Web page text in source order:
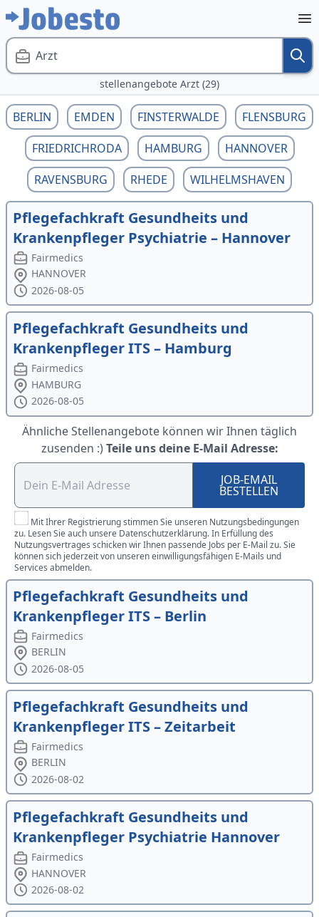
Arzt
stellenangebote Arzt (29)
BERLIN EMDEN FINSTERWALDE
FLENSBURG
FRIEDRICHRODA
HAMBURG
HANNOVER
RAVENSBURG
RHEDE WILHELMSHAVEN
Pflegefachkraft Gesundheits und
Krankenpfleger Psychiatrie – Hannover
Fairmedics
HANNOVER
2026-08-05
Pflegefachkraft Gesundheits und
Krankenpfleger ITS – Hamburg
Fairmedics
HAMBURG
2026-08-05
Ähnliche Stellenangebote können wir Ihnen täglich
zusenden :) Teile uns deine E-Mail Adresse:
JOB-EMAIL
BESTELLEN
Mit Ihrer Registrierung stimmen Sie unseren Nutzungsbedingungen
zu. Lesen Sie auch unsere Datenschutzerklärung. In Erfüllung des
Nutzungsvertrages schicken wir Ihnen passende Jobs per E-Mail zu. Sie
können sich jederzeit von unseren einwilligungsfähigen E-Mails und
Services abmelden.
Pflegefachkraft Gesundheits und
Krankenpfleger ITS – Berlin
Fairmedics
BERLIN
2026-08-05
Pflegefachkraft Gesundheits und
Krankenpfleger ITS – Zeitarbeit
Fairmedics
BERLIN
2026-08-02
Pflegefachkraft Gesundheits und
Krankenpfleger Psychiatrie Hannover
Fairmedics
HANNOVER
2026-08-02